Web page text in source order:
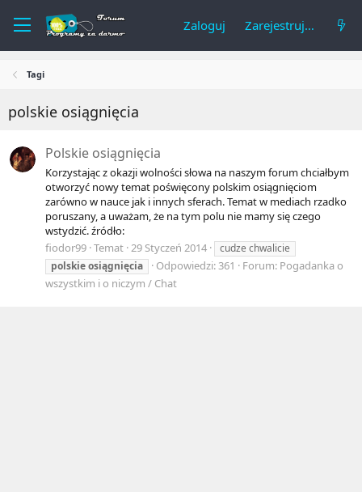
Zaloguj Zarejestruj się
Tagi
polskie osiągnięcia
Polskie osiągnięcia
Korzystając z okazji wolności słowa na naszym forum chciałbym
otworzyć nowy temat poświęcony polskim osiągnięciom
zarówno w nauce jak i innych sferach. Temat w mediach rzadko
poruszany, a uważam, że na tym polu nie mamy się czego
wstydzić. źródło:
fiodor99 Temat 29 Styczeń 2014
cudze chwalicie
polskieosiągnięcia Odpowiedzi: 361 Forum: Pogadanka o
wszystkim i o niczym / Chat